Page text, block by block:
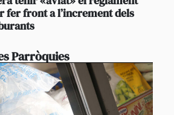
fer front a l’increment dels
Parròquies